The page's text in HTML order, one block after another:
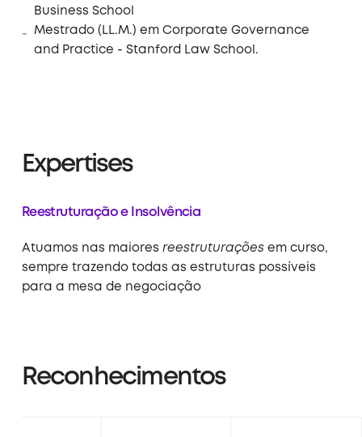
Business School
Mestrado (LL.M.) em Corporate Governance
and Practice - Stanford Law School.
Expertises
Reestruturação e Insolvência
Atuamos nas maiores reestruturaçõesem curso,
sempre trazendo todas as estruturas possíveis
para a mesa de negociação
Reconhecimentos